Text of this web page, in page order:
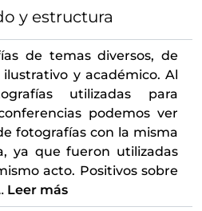
Bartolomé Esteban
Margarita
Juan de
Villaamil, Genaro
Nicolas
Primera Guerra Mundial
Jean
y estructura
de temas diversos, de
y académico. Al
utilizadas para
podemos ver
fotografías con la misma
ya que fueron utilizadas
acto. Positivos sobre
Leer más